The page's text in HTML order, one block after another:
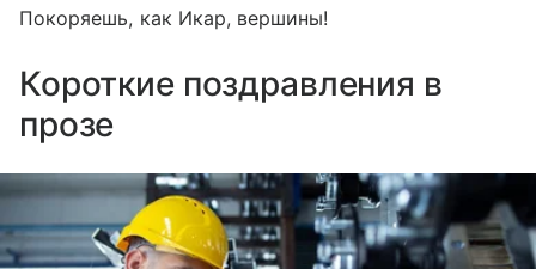
Покоряешь, как Икар, вершины!
Короткие поздравления в
прозе